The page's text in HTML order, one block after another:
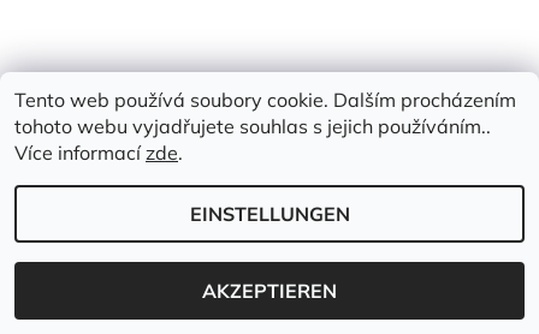
2026 © Emimis.cz, alle Rechte vorbehalten.
Tento web používá soubory cookie. Dalším procházením
tohoto webu vyjadřujete souhlas s jejich používáním..
Více informacízde.
EINSTELLUNGEN
AKZEPTIEREN